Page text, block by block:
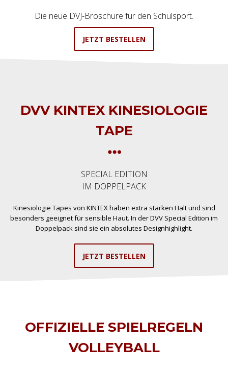
Die neue DVJ-Broschüre für den Schulsport.
JETZT BESTELLEN
DVV KINTEX KINESIOLOGIE
TAPE
SPECIAL EDITION
IM DOPPELPACK
Kinesiologie Tapes von KINTEX haben extra starken Halt und sind
besonders geeignet für sensible Haut. In der DVV Special Edition im
Doppelpack sind sie ein absolutes Designhighlight.
JETZT BESTELLEN
OFFIZIELLE SPIELREGELN
VOLLEYBALL